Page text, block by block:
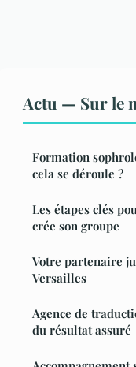
Actu — Sur le
Formation
cela se déroule ?
Les étapes clés
crée son groupe
Votre partenaire
Versailles
Agence de
du résultat assuré